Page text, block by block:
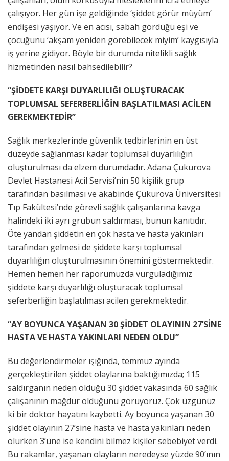
çalışıyor. Her gün işe geldiğinde ‘şiddet görür müyüm’
endişesi yaşıyor. Ve en acısı, sabah gördüğü eşi ve
çocuğunu ‘akşam yeniden görebilecek miyim’ kaygısıyla
iş yerine gidiyor. Böyle bir durumda nitelikli sağlık
hizmetinden nasıl bahsedilebilir?
“ŞİDDETE KARŞI DUYARLILIĞI OLUŞTURACAK
TOPLUMSAL SEFERBERLİĞİN BAŞLATILMASI ACİLEN
GEREKMEKTEDİR”
Sağlık merkezlerinde güvenlik tedbirlerinin en üst
düzeyde sağlanması kadar toplumsal duyarlılığın
oluşturulması da elzem durumdadır. Adana Çukurova
Devlet Hastanesi Acil Servisi’nin 50 kişilik grup
tarafından basılması ve akabinde Çukurova Üniversitesi
Tıp Fakültesi’nde görevli sağlık çalışanlarına kavga
halindeki iki ayrı grubun saldırması, bunun kanıtıdır.
Öte yandan şiddetin en çok hasta ve hasta yakınları
tarafından gelmesi de şiddete karşı toplumsal
duyarlılığın oluşturulmasının önemini göstermektedir.
Hemen hemen her raporumuzda vurguladığımız
şiddete karşı duyarlılığı oluşturacak toplumsal
seferberliğin başlatılması acilen gerekmektedir.
“AY BOYUNCA YAŞANAN 30 ŞİDDET OLAYININ 27’SİNE
HASTA VE HASTA YAKINLARI NEDEN OLDU”
Bu değerlendirmeler ışığında, temmuz ayında
gerçekleştirilen şiddet olaylarına baktığımızda; 115
saldırganın neden olduğu 30 şiddet vakasında 60 sağlık
çalışanının mağdur olduğunu görüyoruz. Çok üzgünüz
ki bir doktor hayatını kaybetti. Ay boyunca yaşanan 30
şiddet olayının 27’sine hasta ve hasta yakınları neden
olurken 3’üne ise kendini bilmez kişiler sebebiyet verdi.
Bu rakamlar, yaşanan olayların neredeyse yüzde 90’ının